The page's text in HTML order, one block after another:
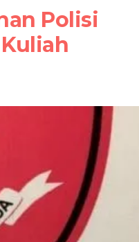
Polisi